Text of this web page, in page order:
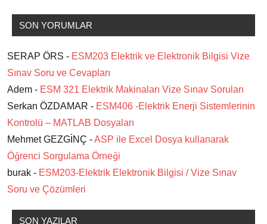
SON YORUMLAR
SERAP ÖRS - ESM203 Elektrik ve Elektronik Bilgisi Vize
Sınav Soru ve Cevapları
Adem - ESM 321 Elektrik Makinaları Vize Sınav Soruları
Serkan ÖZDAMAR - ESM406 -Elektrik Enerji Sistemlerinin
Kontrolü – MATLAB Dosyaları
Mehmet GEZGİNÇ -ASP ile Excel Dosya kullanarak
Öğrenci Sorgulama Örneği
burak - ESM203-Elektrik Elektronik Bilgisi / Vize Sınav
Soru ve Çözümleri
SON YAZILAR